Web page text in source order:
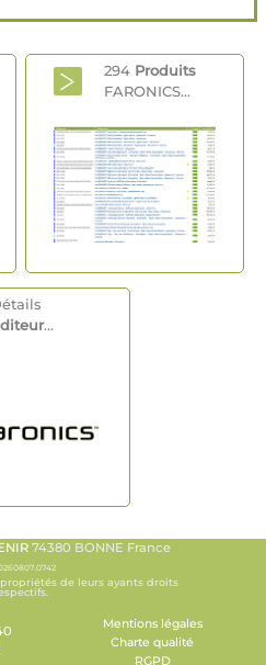
294 Produits
FARONICS...
...
74380 BONNE France
de leurs ayants droits
Mentions légales
Charte qualité
RGPD